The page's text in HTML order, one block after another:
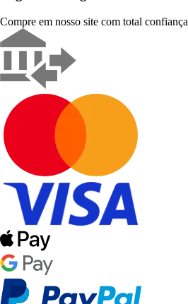
Compre em nosso site com total confiança